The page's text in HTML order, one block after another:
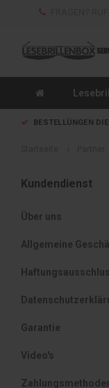
BESTELLÜNGEN
Kundendienst
Über uns
Allgemeine
Garantie
Video's